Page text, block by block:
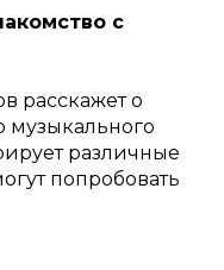
с
расскажет о
музыкального
различные
попробовать